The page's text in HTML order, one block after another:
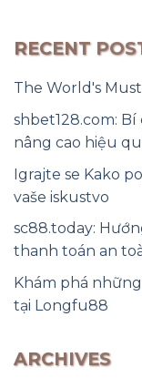
RECENT
The World's
shbet128.com:
nâng cao hiệu
Igrajte se Kako
vaše iskustvo
sc88.today:
thanh toán an
Khám phá
tại Longfu88
ARCHIVES